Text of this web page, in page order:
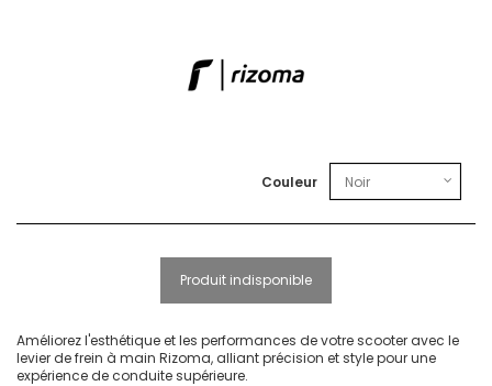
Couleur
Produit indisponible
Améliorez l'esthétique et les performances de votre scooter avec le
levier de frein à main Rizoma, alliant précision et style pour une
expérience de conduite supérieure.